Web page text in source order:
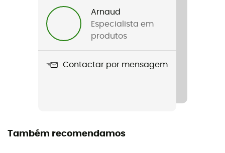
8000 Meter Mitt
Arnaud
Especialista em
produtos
Contactar por mensagem
Também recomendamos